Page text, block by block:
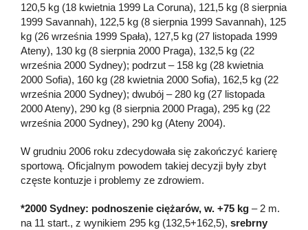
120,5 kg (18 kwietnia 1999 La Coruna), 121,5 kg (8 sierpnia
1999 Savannah), 122,5 kg (8 sierpnia 1999 Savannah), 125
kg (26 września 1999 Spała), 127,5 kg (27 listopada 1999
Ateny), 130 kg (8 sierpnia 2000 Praga), 132,5 kg (22
września 2000 Sydney); podrzut – 158 kg (28 kwietnia
2000 Sofia), 160 kg (28 kwietnia 2000 Sofia), 162,5 kg (22
września 2000 Sydney); dwubój – 280 kg (27 listopada
2000 Ateny), 290 kg (8 sierpnia 2000 Praga), 295 kg (22
września 2000 Sydney), 290 kg (Ateny 2004).
W grudniu 2006 roku zdecydowała się zakończyć karierę
sportową. Oficjalnym powodem takiej decyzji były zbyt
częste kontuzje i problemy ze zdrowiem.
*2000 Sydney: podnoszenie ciężarów, w. +75 kg – 2 m.
na 11 start., z wynikiem 295 kg (132,5+162,5), srebrny